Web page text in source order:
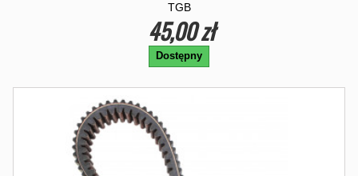
TGB
45,00 zł
Dostępny